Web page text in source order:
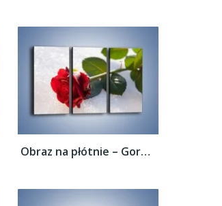
Obraz na płótnie – Gorąca róża na...